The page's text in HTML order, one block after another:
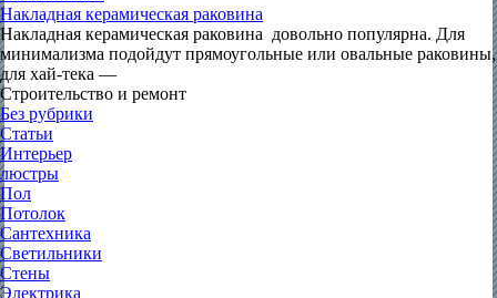
Накладная керамическая раковина
Накладная керамическая раковина довольно популярна. Для
минимализма подойдут прямоугольные или овальные раковины,
для хай-тека —
Строительство и ремонт
Без рубрики
Статьи
Интерьер
люстры
Пол
Потолок
Сантехника
Светильники
Стены
Электрика